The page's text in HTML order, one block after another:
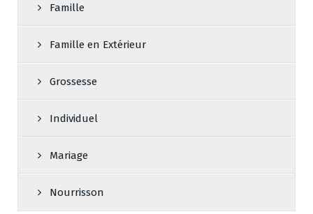
Famille
Famille en Extérieur
Grossesse
Individuel
Mariage
Nourrisson